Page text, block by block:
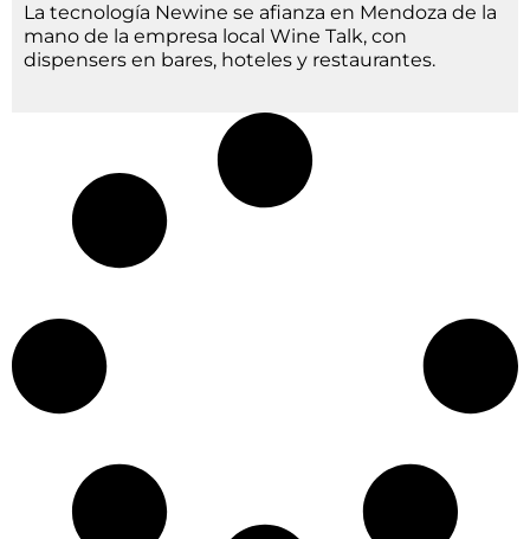
La tecnología Newine se afianza en Mendoza de la
mano de la empresa local Wine Talk, con
dispensers en bares, hoteles y restaurantes.